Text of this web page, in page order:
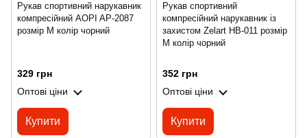
Рукав спортивний нарукавник
компресійний AOPI AP-2087
розмір M колір чорний
329 грн
Оптові ціни
Купити
Рукав спортивний
компресійний нарукавник із
захистом Zelart HB-011 розмір
M колір чорний
352 грн
Оптові ціни
Купити